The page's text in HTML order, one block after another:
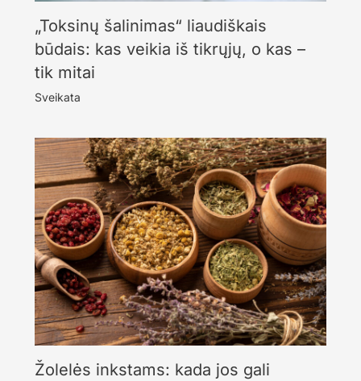
„Toksinų šalinimas“ liaudiškais
būdais: kas veikia iš tikrųjų, o kas –
tik mitai
Sveikata
Žolelės inkstams: kada jos gali